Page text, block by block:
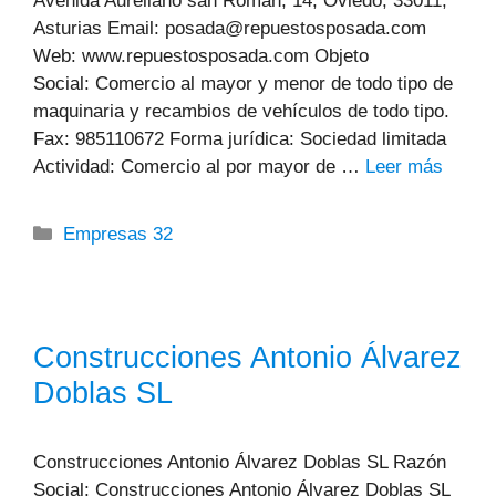
Asturias Email: posada@repuestosposada.com
Web: www.repuestosposada.com Objeto
Social: Comercio al mayor y menor de todo tipo de
maquinaria y recambios de vehículos de todo tipo.
Fax: 985110672 Forma jurídica: Sociedad limitada
Actividad: Comercio al por mayor de … Leer más
Categorías
Empresas 32
Construcciones Antonio Álvarez
Doblas SL
Construcciones Antonio Álvarez Doblas SL Razón
Social: Construcciones Antonio Álvarez Doblas SL